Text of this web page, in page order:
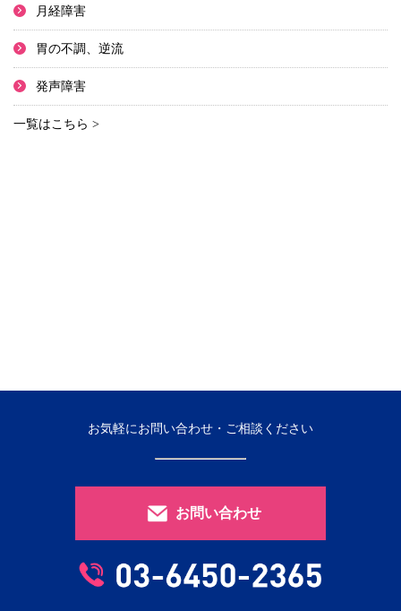
月経障害
胃の不調、逆流
発声障害
一覧はこちら >
お気軽にお問い合わせ・ご相談ください
お問い合わせ